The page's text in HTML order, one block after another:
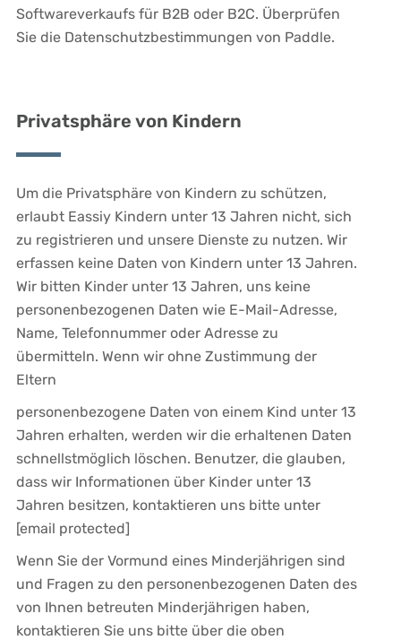
Softwareverkaufs für B2B oder B2C. Überprüfen
Sie die Datenschutzbestimmungen von Paddle.
Privatsphäre von Kindern
Um die Privatsphäre von Kindern zu schützen,
erlaubt Eassiy Kindern unter 13 Jahren nicht, sich
zu registrieren und unsere Dienste zu nutzen. Wir
erfassen keine Daten von Kindern unter 13 Jahren.
Wir bitten Kinder unter 13 Jahren, uns keine
personenbezogenen Daten wie E-Mail-Adresse,
Name, Telefonnummer oder Adresse zu
übermitteln. Wenn wir ohne Zustimmung der
Eltern
personenbezogene Daten von einem Kind unter 13
Jahren erhalten, werden wir die erhaltenen Daten
schnellstmöglich löschen. Benutzer, die glauben,
dass wir Informationen über Kinder unter 13
Jahren besitzen, kontaktieren uns bitte unter
[email protected]
Wenn Sie der Vormund eines Minderjährigen sind
und Fragen zu den personenbezogenen Daten des
von Ihnen betreuten Minderjährigen haben,
kontaktieren Sie uns bitte über die oben